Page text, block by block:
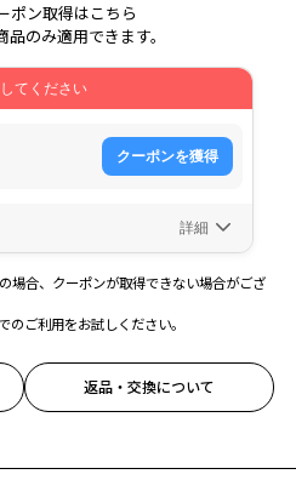
ポン取得はこちら
のみ適用できます。
場合、クーポンが取得できない場合がござ
ご利用をお試しください。
返品・交換について